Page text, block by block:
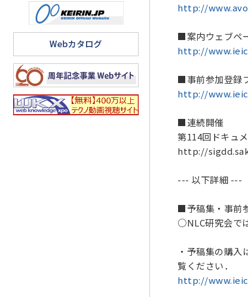
http://
■案内ウェブペ
http://
■事前参加登録
http://
■連続開催
第114回ドキュ
http://
--- 以下詳細 ---
■予稿集・事前
○NLC研究会で
・予稿集の購
覧ください．
http://